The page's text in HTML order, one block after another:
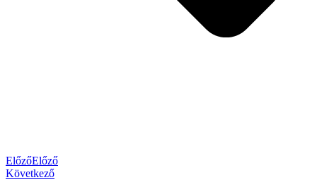
ElőzőElőző
Következő